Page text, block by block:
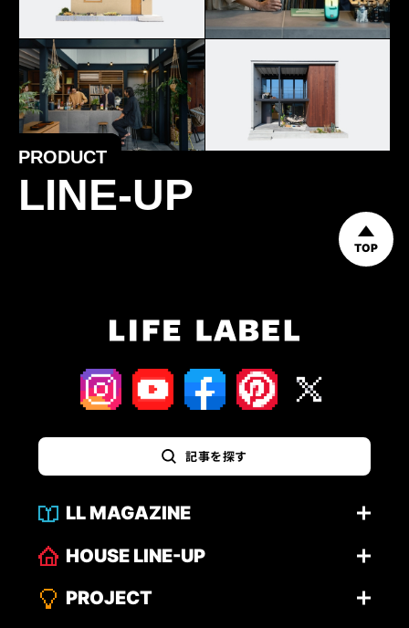
PRODUCT
LINE-UP
TOP
記事を探す
LL MAGAZINE
HOUSE LINE-UP
PROJECT